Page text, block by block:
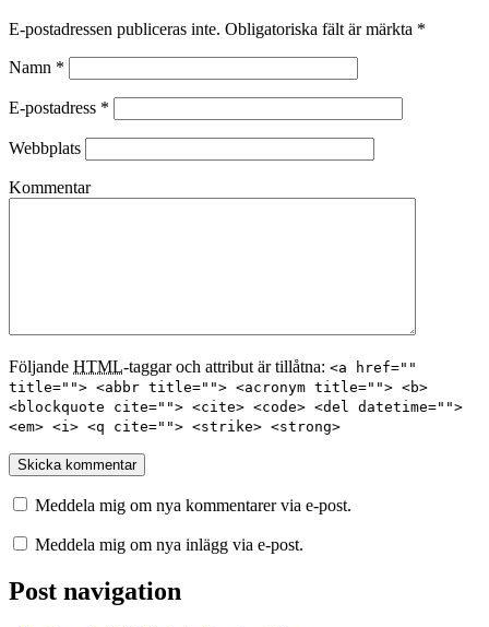
E-postadressen publiceras inte. Obligatoriska fält är märkta *
Namn *
E-postadress *
Webbplats
Kommentar
Följande HTML-taggar och attribut är tillåtna: <a href=""
title=""> <abbr title=""> <acronym title=""> <b>
<blockquote cite=""> <cite> <code> <del datetime="">
<em> <i> <q cite=""> <strike> <strong>
Meddela mig om nya kommentarer via e-post.
Meddela mig om nya inlägg via e-post.
Post navigation